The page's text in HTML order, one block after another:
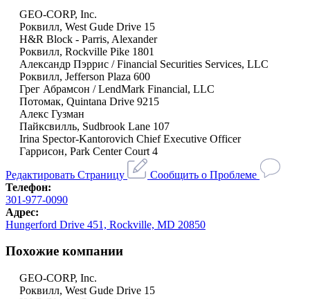
GEO-CORP, Inc.
Роквилл, West Gude Drive 15
H&R Block - Parris, Alexander
Роквилл, Rockville Pike 1801
Александр Пэррис / Financial Securities Services, LLC
Роквилл, Jefferson Plaza 600
Грег Абрамсон / LendMark Financial, LLC
Потомак, Quintana Drive 9215
Алекс Гузман
Пайксвилль, Sudbrook Lane 107
Irina Spector-Kantorovich Chief Executive Officer
Гаррисон, Park Center Court 4
Редактировать Страницу
Сообщить о Проблеме
Телефон:
301-977-0090
Адрес:
Hungerford Drive 451, Rockville, MD 20850
Похожие компании
GEO-CORP, Inc.
Роквилл, West Gude Drive 15